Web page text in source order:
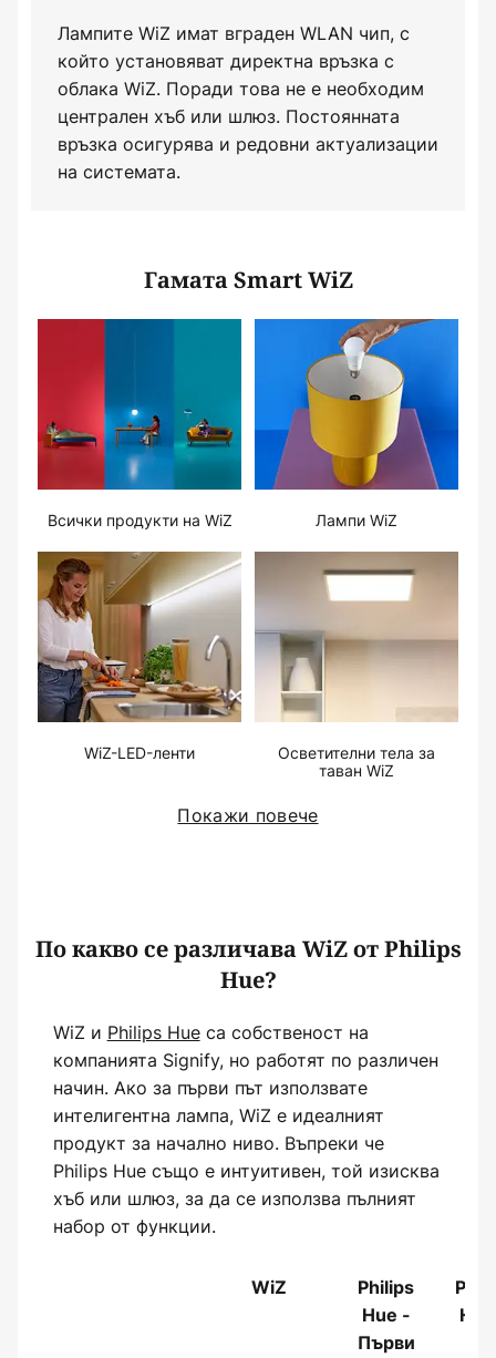
Лампите WiZ имат вграден WLAN чип, с
който установяват директна връзка с
облака WiZ. Поради това не е необходим
централен хъб или шлюз. Постоянната
връзка осигурява и редовни актуализации
на системата.
Гамата Smart WiZ
Всички продукти на WiZ Лампи WiZ
WiZ-LED-ленти
Осветителни тела за
таван WiZ
Покажи повече
По какво се различава WiZ от Philips
Hue?
WiZ и Philips Hueса собственост на
компанията Signify, но работят по различен
начин. Ако за първи път използвате
интелигентна лампа, WiZ е идеалният
продукт за начално ниво. Въпреки че
Philips Hue също е интуитивен, той изисква
хъб или шлюз, за да се използва пълният
набор от функции.
WiZ
Philips
Hue -
Първи